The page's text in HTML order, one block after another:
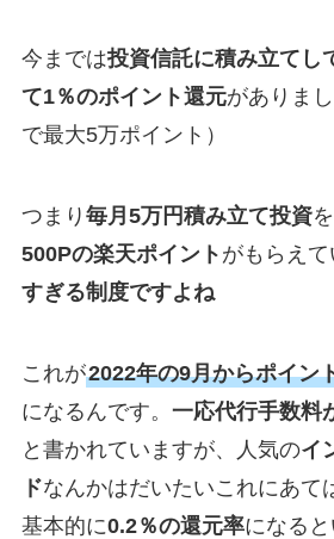
今までは投資信託に積み立てし
て1％のポイント還元がありま
で最大5万ポイント）
つまり 毎月5万円積み立て投資
500Pの楽天ポイント がもらえて
すぎる制度ですよね
これが2022年の9月からポイン
になるんです。 一応代行手数料
と書かれていますが、人気のイ
ドなんかはだいたいこれにあて
基本的に0.2％の還元率になる